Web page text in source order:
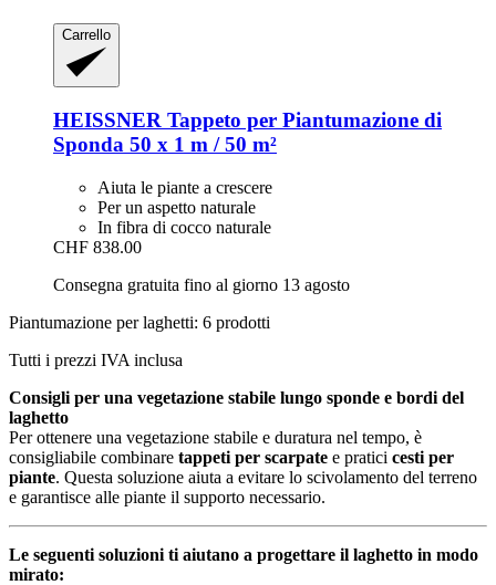
Carrello
HEISSNER Tappeto per Piantumazione di
Sponda 50 x 1 m / 50 m²
Aiuta le piante a crescere
Per un aspetto naturale
In fibra di cocco naturale
CHF 838.00
Consegna gratuita fino al giorno 13 agosto
Piantumazione per laghetti: 6 prodotti
Tutti i prezzi IVA inclusa
Consigli per una vegetazione stabile lungo sponde e bordi del
laghetto
Per ottenere una vegetazione stabile e duratura nel tempo, è
consigliabile combinare tappeti per scarpate e pratici cesti per
piante. Questa soluzione aiuta a evitare lo scivolamento del terreno
e garantisce alle piante il supporto necessario.
Le seguenti soluzioni ti aiutano a progettare il laghetto in modo
mirato: